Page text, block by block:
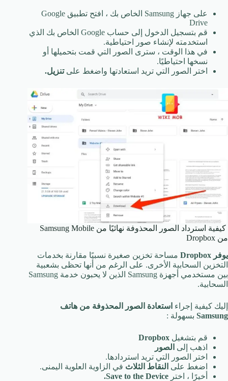
على جهاز Samsung الخاص بك ، افتح تطبيق Google
Drive
قم بتسجيل الدخول إلى حساب Google الخاص بك الذي
استخدمته لإنشاء صور احتياطية.
في هذا الوقت ، سترى الصور التي قمت بتحميلها أو
نسخها احتياطيًا.
اختر الصور التي تريد استعادتها واضغط علىتنزيل.
كيفية استرداد الصور المحذوفة نهائيًا من Samsung Mobile
من Dropbox
يوفر Dropbox
مساحة تخزين صغيرة نسبيًا مقارنة بخدمات
التخزين السحابية الأخرى. على الرغم من أنها تحظى بشعبية
بين مستخدمي أجهزة Samsung الذين لا يحبون خدمة Samsung
السحابية.
إليك كيفية إجراء استعادة الصور المحذوفة من هاتف
Samsung بسهولة :
قم بتشغيل Dropbox
اذهب إلى الصور
اختر الصور التي تريد استردادها.
اضغط على النقاط الثلاث في الزاوية العلوية اليمنى.
أخيرًا ، اختر Save to the Device.